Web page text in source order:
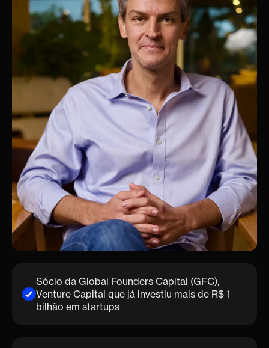
+R$ 1 Bilhão
em capital alocado
Sócio da Global Founders Capital (GFC),
Venture Capital que já investiu mais de R$ 1
bilhão em startups